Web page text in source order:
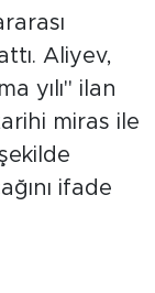
Aliyev,
yılı" ilan
miras ile
ifade